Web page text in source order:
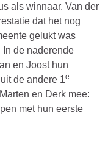
als winnaar. Van der
dat het nog
gelukt was
In de naderende
en Joost hun
de andere 1e
en Derk mee:
met hun eerste